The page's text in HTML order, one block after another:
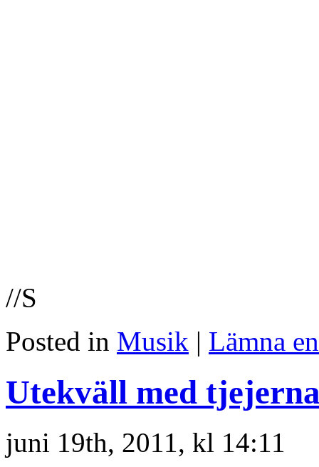
//S
Posted in Musik | Lämna
Utekväll med
juni 19th, 2011, kl 14:11